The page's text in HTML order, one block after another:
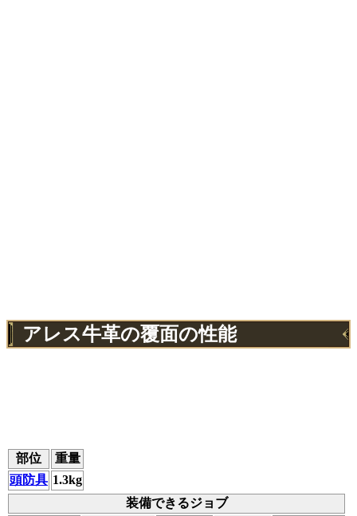
アレス牛革の覆面の性能
部位
重量
頭防具 1.3kg
装備できるジョブ